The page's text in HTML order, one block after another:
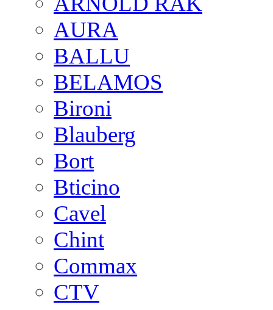
AURA
BALLU
BELAMOS
Bironi
Blauberg
Bort
Bticino
Cavel
Chint
Commax
CTV